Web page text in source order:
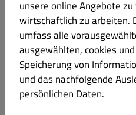
29. Haus Salat
Scharfer indischer Salat mit
unsere online Angebote
wirtschaftlich zu arbeiten.
umfass alle
ausgewählten, cookies
Speicherung von
und das nachfolgende
persönlichen Daten.